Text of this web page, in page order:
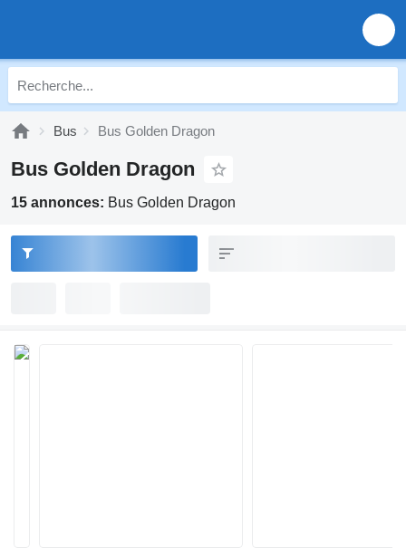
Bus Bus Golden Dragon
Bus Golden Dragon
15 annonces: Bus Golden Dragon